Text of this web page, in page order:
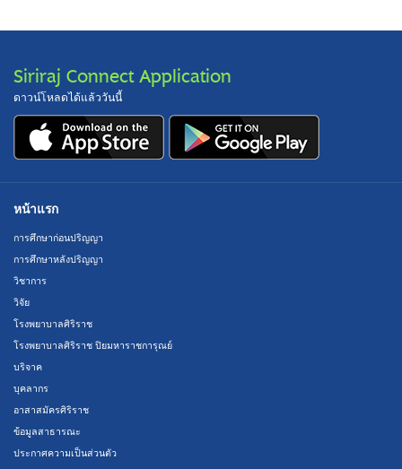
Siriraj Connect Application
ดาวน์โหลดได้แล้ววันนี้
หน้าแรก
การศึกษาก่อนปริญญา
การศึกษาหลังปริญญา
วิชาการ
วิจัย
โรงพยาบาลศิริราช
โรงพยาบาลศิริราช ปิยมหาราชการุณย์
บริจาค
บุคลากร
อาสาสมัครศิริราช
ข้อมูลสาธารณะ
ประกาศความเป็นส่วนตัว